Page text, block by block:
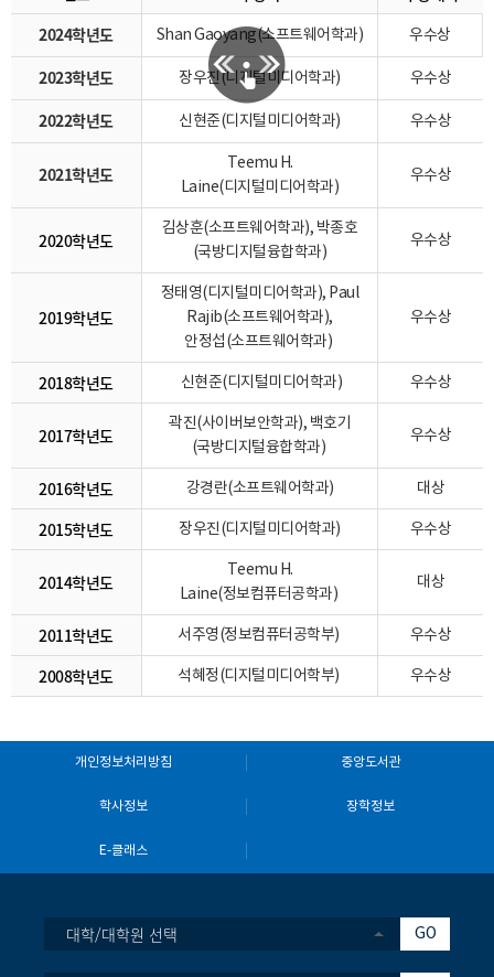
2024학년도 Shan Gaoyang(소프트웨어학과) 우수상
2023학년도 장우진(디지털미디어학과) 우수상
2022학년도 신현준(디지털미디어학과) 우수상
2021학년도
Teemu H.
Laine(디지털미디어학과)
우수상
2020학년도
김상훈(소프트웨어학과), 박종호
(국방디지털융합학과)
우수상
2019학년도
정태영(디지털미디어학과), Paul
Rajib(소프트웨어학과),
안정섭(소프트웨어학과)
우수상
2018학년도 신현준(디지털미디어학과) 우수상
2017학년도
곽진(사이버보안학과), 백호기
(국방디지털융합학과)
우수상
2016학년도 강경란(소프트웨어학과) 대상
2015학년도 장우진(디지털미디어학과) 우수상
2014학년도
Teemu H.
Laine(정보컴퓨터공학과)
대상
2011학년도 서주영(정보컴퓨터공학부) 우수상
2008학년도 석혜정(디지털미디어학부) 우수상
개인정보처리방침 중앙도서관
학사정보 장학정보
E-클래스
대학/대학원 선택 GO